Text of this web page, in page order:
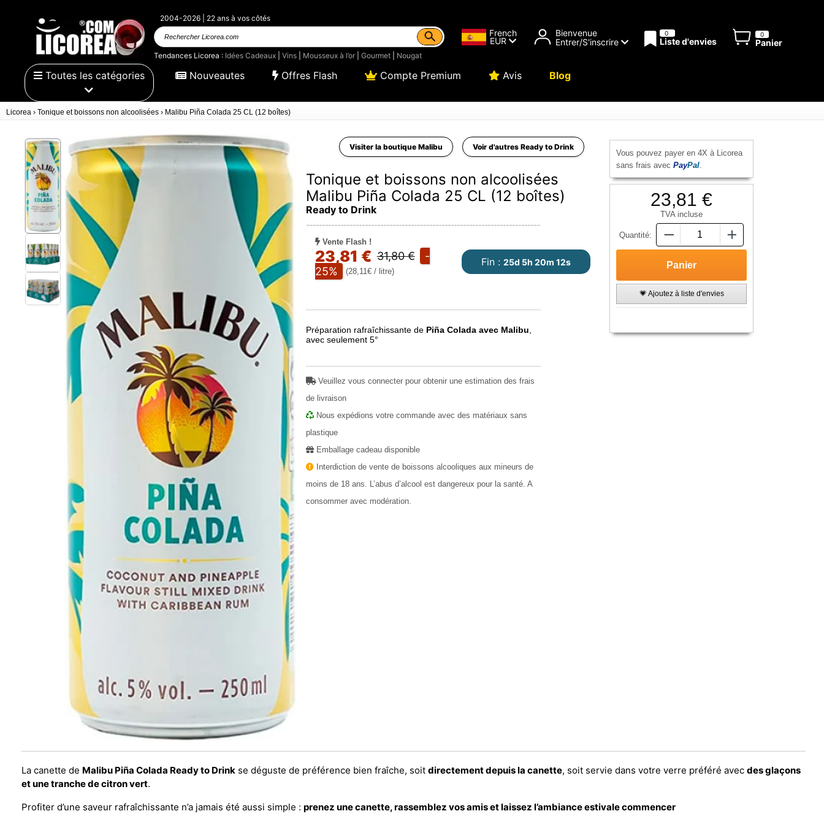
2004-2026 | 22 ans à vos côtés
Rechercher Licorea.com
Tendances Licorea : Idées Cadeaux| Vins| Mousseux à l’or| Gourmet| Nougat
French
EUR
Bienvenue
Entrer/S'inscrire
0
Liste d'envies
0
Panier
Toutes les catégories Nouveautes Offres Flash Compte Premium Avis Blog
Licorea › Tonique et boissons non alcoolisées › Malibu Piña Colada 25 CL (12 boîtes)
Visiter la boutique Malibu Voir d'autres Ready to Drink
Tonique et boissons non alcoolisées
Malibu Piña Colada 25 CL (12 boîtes)
Ready to Drink
Vente Flash !
23,81 € 31,80 €
-
25%
(28,11€ / litre)
Fin :25d 5h 20m 11s
Préparation rafraîchissante de Piña Colada avec Malibu
avec seulement 5°
Veuillez vous connecter pour obtenir une estimation des frais
de livraison
Nous expédions votre commande avec des matériaux sans
plastique
Emballage cadeau disponible
Interdiction de vente de boissons alcooliques aux mineurs de
moins de 18 ans. L’abus d’alcool est dangereux pour la santé. A
consommer avec modération.
Vous pouvez payer en 4X à Licorea
sans frais avec PayPal.
23,81 €
TVA incluse
Quantité:
💗 Ajoutez à liste d'envies
La canette de Malibu Piña Colada Ready to Drink se déguste de préférence bien fraîche, soit directement depuis la canette, soit servie dans votre verre préféré avec des glaçons
et une tranche de citron vert.
Profiter d’une saveur rafraîchissante n’a jamais été aussi simple : prenez une canette, rassemblez vos amis et laissez l’ambiance estivale commencer